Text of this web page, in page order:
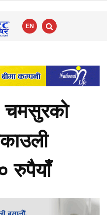
EN
रुपैयाँ